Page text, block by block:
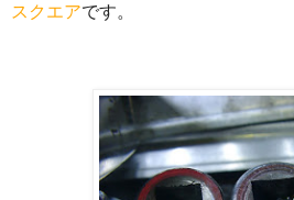
スクエアです。